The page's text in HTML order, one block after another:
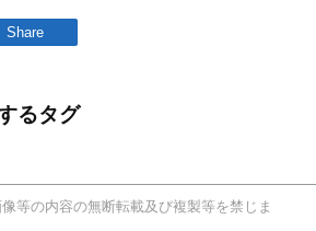
Share
るタグ
等の内容の無断転載及び複製等を禁じま